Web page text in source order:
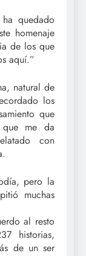
quedado
homenaje
de los que
aquí.”
natural de
los
que
me da
con
pero la
muchas
al resto
historias,
de un ser